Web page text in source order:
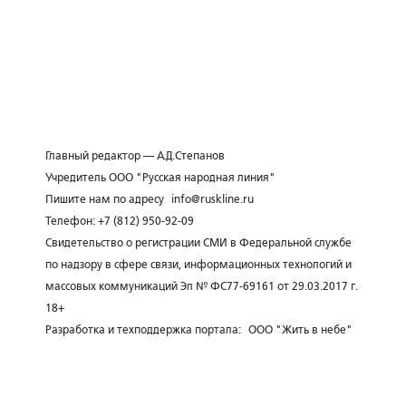
Главный редактор — А.Д.Степанов
Учредитель ООО "Русская народная линия"
Пишите нам по адресу
info@ruskline.ru
Телефон: +7 (812) 950-92-09
Свидетельство о регистрации СМИ в Федеральной службе
по надзору в сфере связи, информационных технологий и
массовых коммуникаций Эл № ФС77-69161 от 29.03.2017 г.
18+
Разработка и техподдержка портала: ООО "Жить в небе"